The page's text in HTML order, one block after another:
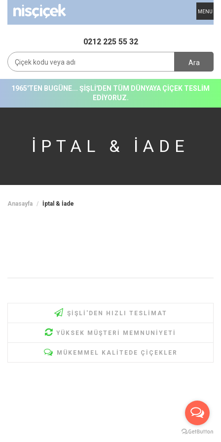
MENU
0212 225 55 32
Ara
1965'TEN BUGÜNE... ŞİŞLİ'DEN TÜM DÜNYAYA ÇİÇEK TESLİM
EDİYORUZ.
İPTAL & İADE
Anasayfa İptal & İade
ŞIŞLI'DEN HIZLI TESLIMAT
YÜKSEK MÜŞTERI MEMNUNIYETI
MÜKEMMEL KALITEDE ÇIÇEKLER